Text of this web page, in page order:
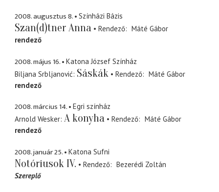
2008. augusztus 8. Színházi Bázis
Szan(d)tner Anna Rendező
Máté Gábor
rendező
2008. május 16.
Katona József Színház
Biljana Srbljanović Sáskák Rendező
Máté Gábor
rendező
2008. március 14.
Egri színház
Arnold Wesker A konyha Rendező
Máté Gábor
rendező
2008. január 25. Katona Sufni
Notóriusok IV. Rendező
Bezerédi Zoltán
Szereplő